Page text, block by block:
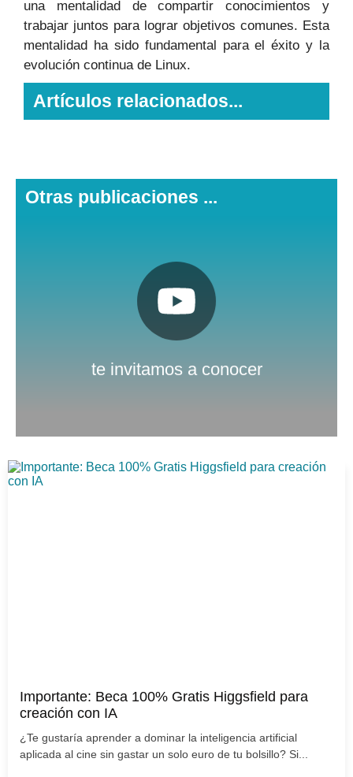
una mentalidad de compartir conocimientos y
trabajar juntos para lograr objetivos comunes. Esta
mentalidad ha sido fundamental para el éxito y la
evolución continua de Linux.
Artículos relacionados...
Otras publicaciones ...
te invitamos a conocer
Pulsa aquí
Importante: Beca 100% Gratis Higgsfield para
creación con IA
¿Te gustaría aprender a dominar la inteligencia artificial
aplicada al cine sin gastar un solo euro de tu bolsillo? Si...